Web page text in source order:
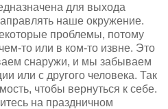
для выхода
наше окружение.
проблемы, потому
то или в ком-то извне. Это
снаружи, и мы забываем
или с другого человека. Так
чтобы вернуться к себе.
на праздничном